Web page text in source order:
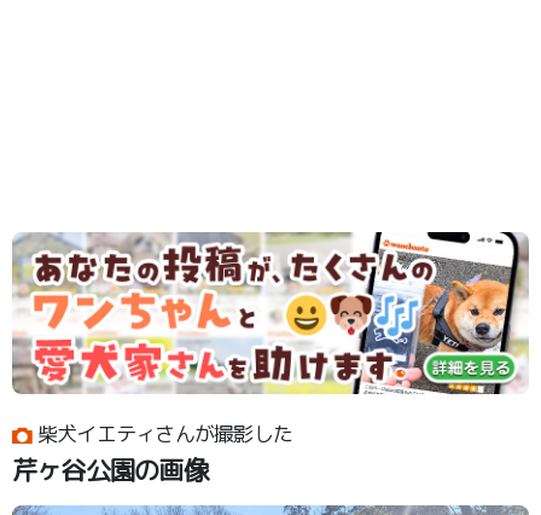
柴犬イエティさんが撮影した
芹ヶ谷公園の画像